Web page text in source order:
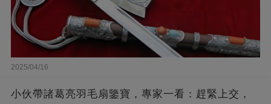
2025/04/16
小伙帶諸葛亮羽毛扇鑒寶，專家一看：趕緊上交，